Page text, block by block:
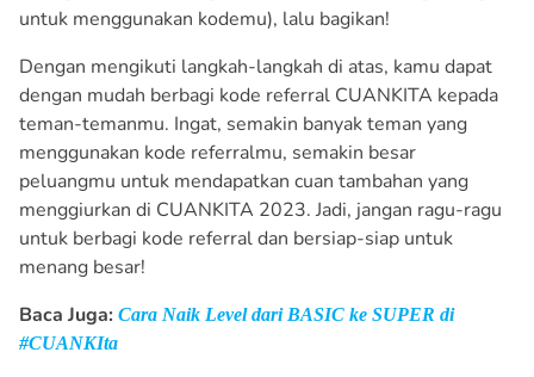
untuk menggunakan kodemu), lalu bagikan!
Dengan mengikuti langkah-langkah di atas, kamu dapat
dengan mudah berbagi kode referral CUANKITA kepada
teman-temanmu. Ingat, semakin banyak teman yang
menggunakan kode referralmu, semakin besar
peluangmu untuk mendapatkan cuan tambahan yang
menggiurkan di CUANKITA 2023. Jadi, jangan ragu-ragu
untuk berbagi kode referral dan bersiap-siap untuk
menang besar!
Baca Juga: Cara Naik Level dari BASIC ke SUPER di
#CUANKIta